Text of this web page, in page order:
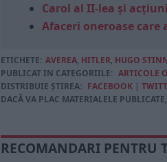
Carol al II-lea și
Afaceri oneroase
ETICHETE: AVEREA, HITLER, HUGO
PUBLICAT IN CATEGORIILE: ARTICOLE
DISTRIBUIE ȘTIREA: FACEBOOK |
DACĂ VA PLAC MATERIALELE
RECOMANDARI PENTRU